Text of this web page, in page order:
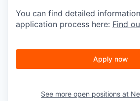
You can find detailed
application process here: Find
Apply now
See more open positions at